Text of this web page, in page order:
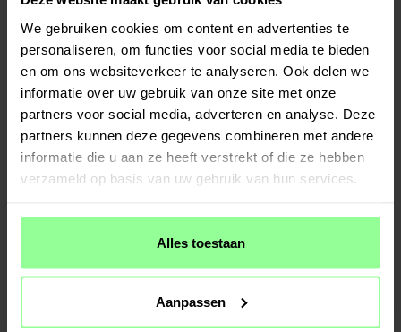
We gebruiken cookies om content en advertenties te
personaliseren, om functies voor social media te bieden
en om ons websiteverkeer te analyseren. Ook delen we
informatie over uw gebruik van onze site met onze
partners voor social media, adverteren en analyse. Deze
partners kunnen deze gegevens combineren met andere
informatie die u aan ze heeft verstrekt of die ze hebben
verzameld op basis van uw gebruik van hun services.
Alles toestaan
Aanpassen
Verstuurd vanuit ons magazijn in Zweden
Veilig betalen met Klarna of Paypal
30 dagen retourrecht
Art number:57825 CaseMe
PRODUCTBESCHRIJVING
Bookcover hoesje voor Samsung Galaxy Z Fold 6.
Geschikt voor:
Productsoort: Bookcover hoesje
Geschikt voor briefgeld: Ja